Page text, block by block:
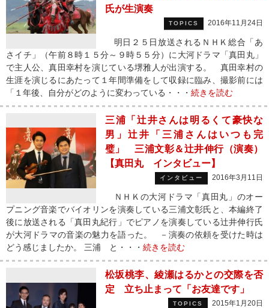
氏が生演奏
TOPICS 2016年11月24日
明日２５日放送されるＮＨＫ総合「あ
さイチ」（午前８時１５分～９時５５分）に大河ドラマ「真田丸」
で主人公、真田幸村を演じている堺雅人が出演する。 真田幸村の
生涯を演じるにあたって１年間準備をして収録に臨み、撮影前には
「１年後、自分がどのように変わっている・・・ 続きを読む
三浦「辻井さんは明るくて豪快な
男」辻井「三浦さんはいつも完
璧」 三浦文彰＆辻井伸行（演奏）
【真田丸 インタビュー】
インタビュー 2016年3月11日
ＮＨＫの大河ドラマ「真田丸」のオー
プニング音楽でバイオリンを演奏している三浦文彰氏と、本編終了
後に放送される「真田丸紀行」でピアノを演奏している辻井伸行氏
が大河ドラマの音楽の魅力を語った。 －演奏の依頼を受けた時は
どう感じましたか。 三浦 と・・・ 続きを読む
松坂桃李、綾瀬はるかとの交際を否
定 立ち止まって「お友達です」
TOPICS 2015年1月20日